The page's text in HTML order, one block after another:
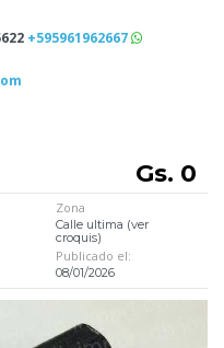
+595961962667
Gs. 0
Zona
Calle ultima (ver
croquis)
Publicado el:
08/01/2026